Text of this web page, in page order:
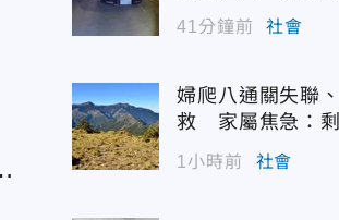
41分鐘前 社會
婦爬八通關失聯
救 家屬焦急：剩
1小時前 社會